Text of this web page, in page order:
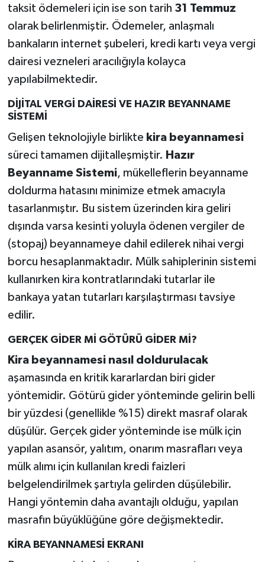
taksit ödemeleri için ise son tarih 31 Temmuz
olarak belirlenmiştir. Ödemeler, anlaşmalı
bankaların internet şubeleri, kredi kartı veya vergi
dairesi vezneleri aracılığıyla kolayca
yapılabilmektedir.
DİJİTAL VERGİ DAİRESİ VE HAZIR BEYANNAME
SİSTEMİ
Gelişen teknolojiyle birlikte kira beyannamesi
süreci tamamen dijitalleşmiştir. Hazır
Beyanname Sistemi, mükelleflerin beyanname
doldurma hatasını minimize etmek amacıyla
tasarlanmıştır. Bu sistem üzerinden kira geliri
dışında varsa kesinti yoluyla ödenen vergiler de
(stopaj) beyannameye dahil edilerek nihai vergi
borcu hesaplanmaktadır. Mülk sahiplerinin sistemi
kullanırken kira kontratlarındaki tutarlar ile
bankaya yatan tutarları karşılaştırması tavsiye
edilir.
GERÇEK GİDER Mİ GÖTÜRÜ GİDER Mİ?
Kira beyannamesi nasıl doldurulacak
aşamasında en kritik kararlardan biri gider
yöntemidir. Götürü gider yönteminde gelirin belli
bir yüzdesi (genellikle %15) direkt masraf olarak
düşülür. Gerçek gider yönteminde ise mülk için
yapılan asansör, yalıtım, onarım masrafları veya
mülk alımı için kullanılan kredi faizleri
belgelendirilmek şartıyla gelirden düşülebilir.
Hangi yöntemin daha avantajlı olduğu, yapılan
masrafın büyüklüğüne göre değişmektedir.
KİRA BEYANNAMESİ EKRANI